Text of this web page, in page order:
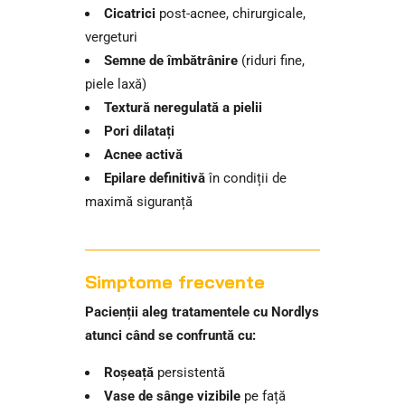
Cicatrici post-acnee, chirurgicale,
vergeturi
Semne de îmbătrânire (riduri fine,
piele laxă)
Textură neregulată a pielii
Pori dilatați
Acnee activă
Epilare definitivă în condiții de
maximă siguranță
Simptome frecvente
Pacienții aleg tratamentele cu Nordlys
atunci când se confruntă cu:
Roșeață persistentă
Vase de sânge vizibile pe față